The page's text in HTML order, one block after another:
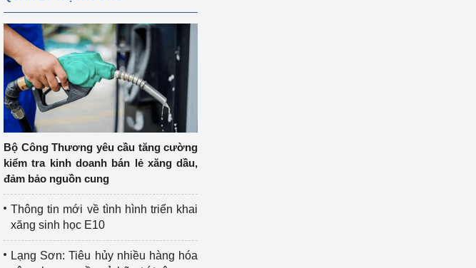
Bộ Công Thương yêu cầu tăng cường
kiểm tra kinh doanh bán lẻ xăng dầu,
đảm bảo nguồn cung
Thông tin mới về tình hình triển khai
xăng sinh học E10
Lạng Sơn: Tiêu hủy nhiều hàng hóa